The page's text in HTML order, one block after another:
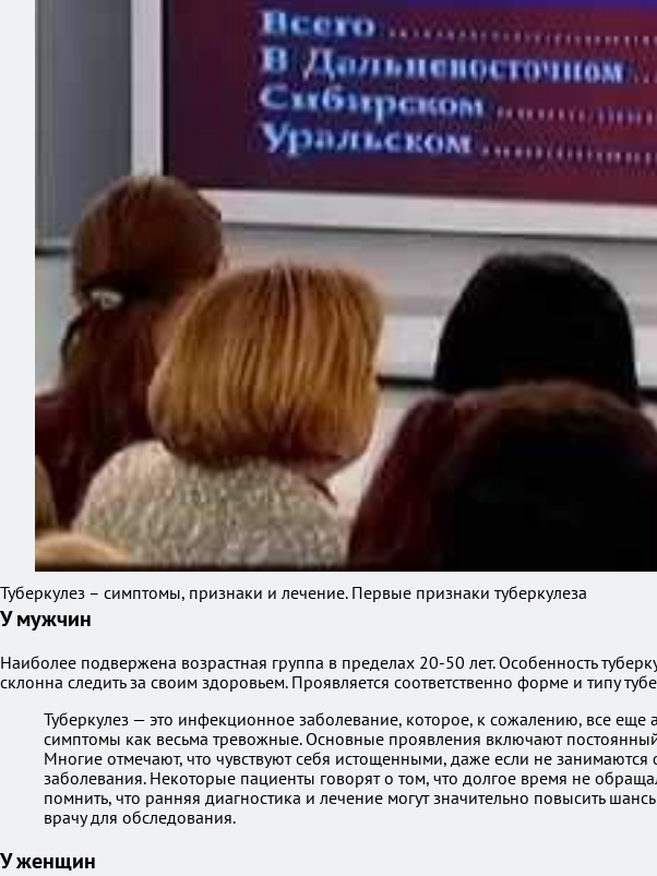
Туберкулез – симптомы, признаки и лечение. Первые признаки туберкулеза
У мужчин
Наиболее подвержена возрастная группа в пределах 20-50 лет. Особенность
склонна следить за своим здоровьем. Проявляется соответственно форме и типу
Туберкулез — это инфекционное заболевание, которое, к сожалению, все
симптомы как весьма тревожные. Основные проявления включают
Многие отмечают, что чувствуют себя истощенными, даже если не
заболевания. Некоторые пациенты говорят о том, что долгое время не
помнить, что ранняя диагностика и лечение могут значительно повысить
врачу для обследования.
У женщин